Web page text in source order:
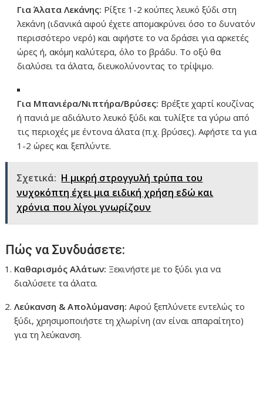
Για Άλατα Λεκάνης: Ρίξτε 1-2 κούπες λευκό ξύδι στη
λεκάνη (ιδανικά αφού έχετε απομακρύνει όσο το δυνατόν
περισσότερο νερό) και αφήστε το να δράσει για αρκετές
ώρες ή, ακόμη καλύτερα, όλο το βράδυ. Το οξύ θα
διαλύσει τα άλατα, διευκολύνοντας το τρίψιμο.
Για Μπανιέρα/Νιπτήρα/Βρύσες: Βρέξτε χαρτί κουζίνας
ή πανιά με αδιάλυτο λευκό ξύδι και τυλίξτε τα γύρω από
τις περιοχές με έντονα άλατα (π.χ. βρύσες). Αφήστε τα για
1-2 ώρες και ξεπλύντε.
Σχετικά: Η μικρή στρογγυλή τρύπα του
νυχοκόπτη έχει μια ειδική χρήση εδώ και
χρόνια που λίγοι γνωρίζουν
Πώς να Συνδυάσετε:
Καθαρισμός Αλάτων: Ξεκινήστε με το ξύδι για να
διαλύσετε τα άλατα.
Λεύκανση & Απολύμανση: Αφού ξεπλύνετε εντελώς το
ξύδι, χρησιμοποιήστε τη χλωρίνη (αν είναι απαραίτητο)
για τη λεύκανση.